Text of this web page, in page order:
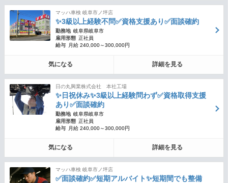
マッハ車検 岐阜市ノ坪店
✨3級以上経験不問✅資格支援あり✅面談確約
勤務地 岐阜県岐阜市
雇用形態 正社員
給与
月給 240,000～300,000円
気になる 詳細を見る
日の丸興業株式会社 本社工場
✨日祝休み✨3級以上経験問わず✅資格取得支援
あり✅面談確約
勤務地 岐阜県岐阜市
雇用形態 正社員
給与
月給 240,000～300,000円
気になる 詳細を見る
マッハ車検 岐阜市ノ坪店
✅面談確約✅短期アルバイト✨短期間でも整備